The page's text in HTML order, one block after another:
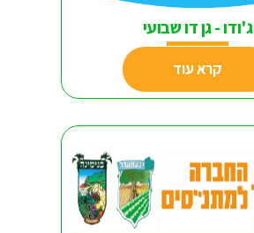
ג'ודו - גן דו שבועי
קרא עוד